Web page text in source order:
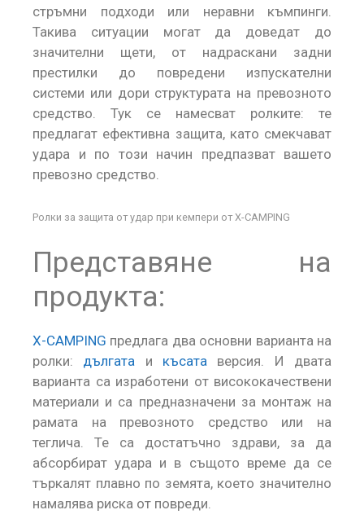
стръмни подходи или неравни къмпинги.
Такива ситуации могат да доведат до
значителни щети, от надраскани задни
престилки до повредени изпускателни
системи или дори структурата на превозното
средство. Тук се намесват ролките: те
предлагат ефективна защита, като смекчават
удара и по този начин предпазват вашето
превозно средство.
Ролки за защита от удар при кемпери от X-CAMPING
Представяне на
продукта:
X-CAMPING предлага два основни варианта на
ролки: дългата и късата версия. И двата
варианта са изработени от висококачествени
материали и са предназначени за монтаж на
рамата на превозното средство или на
теглича. Те са достатъчно здрави, за да
абсорбират удара и в същото време да се
търкалят плавно по земята, което значително
намалява риска от повреди.